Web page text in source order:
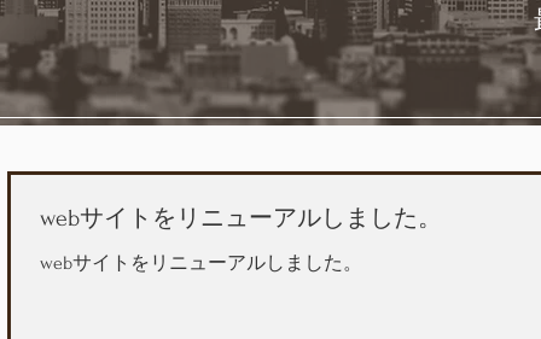
webサイトをリニューアルしました。
webサイトをリニューアルしました。